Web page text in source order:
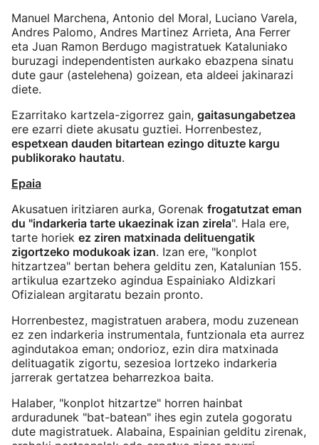
Manuel Marchena, Antonio del Moral, Luciano Varela,
Andres Palomo, Andres Martinez Arrieta, Ana Ferrer
eta Juan Ramon Berdugo magistratuek Kataluniako
buruzagi independentisten aurkako ebazpena sinatu
dute gaur (astelehena) goizean, eta aldeei jakinarazi
diete.
Ezarritako kartzela-zigorrez gain, gaitasungabetzea
ere ezarri diete akusatu guztiei. Horrenbestez,
espetxean dauden bitartean ezingo dituzte kargu
publikorako hautatu.
Epaia
Akusatuen iritziaren aurka, Gorenak frogatutzat eman
du "indarkeria tarte ukaezinak izan zirela". Hala ere,
tarte horiek ez ziren matxinada delituengatik
zigortzeko modukoak izan. Izan ere, "konplot
hitzartzea" bertan behera gelditu zen, Katalunian 155.
artikulua ezartzeko agindua Espainiako Aldizkari
Ofizialean argitaratu bezain pronto.
Horrenbestez, magistratuen arabera, modu zuzenean
ez zen indarkeria instrumentala, funtzionala eta aurrez
agindutakoa eman; ondorioz, ezin dira matxinada
delituagatik zigortu, sezesioa lortzeko indarkeria
jarrerak gertatzea beharrezkoa baita.
Halaber, "konplot hitzartze" horren hainbat
arduradunek "bat-batean" ihes egin zutela gogoratu
dute magistratuek. Alabaina, Espainian gelditu zirenak,